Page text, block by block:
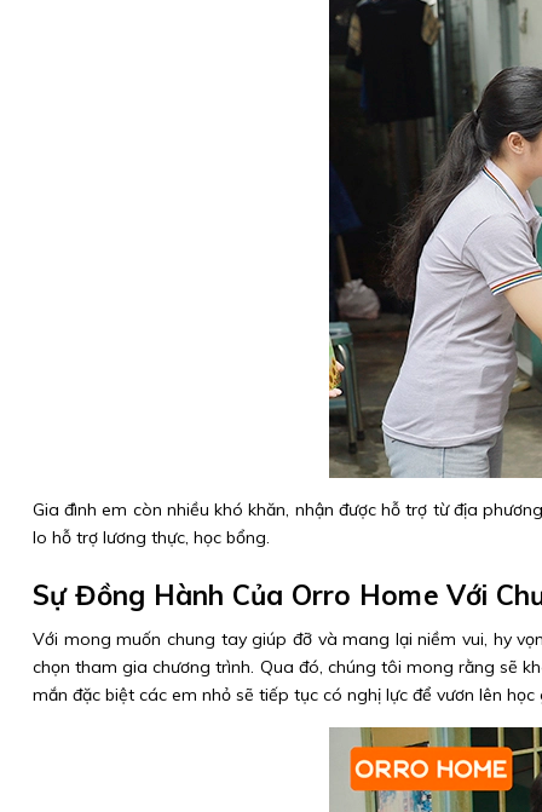
Gia đình em còn nhiều khó khăn, nhận được hỗ trợ từ địa
lo hỗ trợ lương thực, học bổng.
Sự Đồng Hành Của Orro Home Với
Với mong muốn chung tay giúp đỡ và mang lại niềm vui, hy
chọn tham gia chương trình. Qua đó, chúng tôi mong rằng sẽ
mắn đặc biệt các em nhỏ sẽ tiếp tục có nghị lực để vươn lên